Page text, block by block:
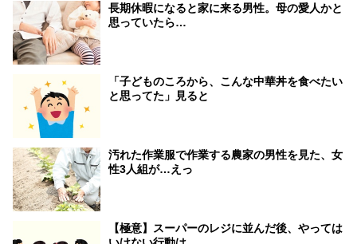
長期休暇になると家に来る男性。母の愛人かと
思っていたら…
「子どものころから、こんな中華丼を食べたい
と思ってた」見ると
汚れた作業服で作業する農家の男性を見た、女
性3人組が…えっ
【極意】スーパーのレジに並んだ後、やっては